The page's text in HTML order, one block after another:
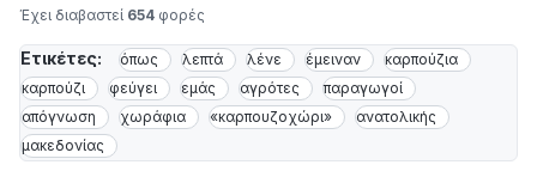
Έχει διαβαστεί 654 φορές
Ετικέτες: όπως λεπτά λένε έμειναν
καρπούζια
καρπούζι
φεύγει εμάς αγρότες
παραγωγοί
απόγνωση
χωράφια «καρπουζοχώρι»
ανατολικής
μακεδονίας